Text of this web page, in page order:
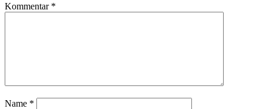
Kommentar *
Name *